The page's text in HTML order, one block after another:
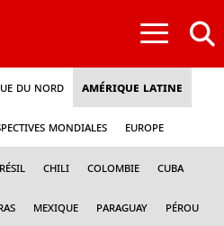
≡
du nord Amérique latine
mondiales Europe
Chili Colombie Cuba
Mexique Paraguay Pérou